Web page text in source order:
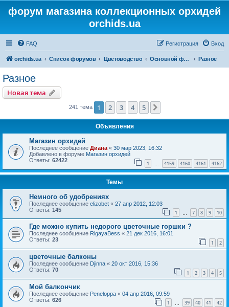
форум магазина коллекционных орхидей
orchids.ua
FAQ Вход
Регистрация
orchids.ua Список форумов Цветоводство Основной форум Разное
Разное
Новая тема
241 тема 1 2 3 4 5
Объявления
Магазин орхидей
Последнее сообщение Диана « 30 мар 2023, 16:32
Добавлено в форуме Магазин орхидей
Ответы: 62422 1 … 4159 4160 4161 4162
Темы
Немного об удобрениях
Последнее сообщение elizobet « 27 апр 2012, 12:03
Ответы: 145 1 7 8 9 10
Где можно купить недорого цветочные горшки ?
Последнее сообщение RigayaBess « 21 дек 2016, 16:01
Ответы: 23 1 2
цветочные балконы
Последнее сообщение Djinna « 20 окт 2016, 15:36
Ответы: 70 1 2 3 4 5
Мой балкончик
Последнее сообщение Peneloppa « 04 апр 2016, 09:59
Ответы: 626 1 39 40 41 42